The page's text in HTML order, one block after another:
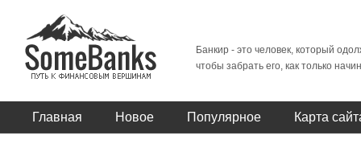
Банкир - это человек, который
чтобы забрать его, как только
Главная Новое Популярное Карта